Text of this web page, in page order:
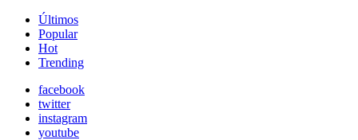
Últimos
Popular
Hot
Trending
facebook
twitter
instagram
youtube